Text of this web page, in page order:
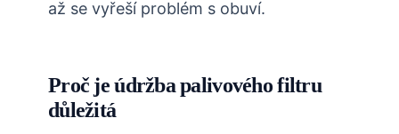
až se vyřeší problém s obuví.
Proč je údržba palivového filtru
důležitá